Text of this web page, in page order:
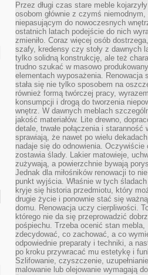
Przez długi czas stare meble
osobom głównie z czymś
niepasującym do nowoczesnych
ostatnich latach podejście do nich
zmieniło. Coraz więcej osób
szafy, kredensy czy stoły z dawnych
tylko solidną konstrukcję, ale też
trudno szukać w masowo
elementach wyposażenia. Renowacja
stała się nie tylko sposobem na
również formą twórczej pracy,
konsumpcji i drogą do tworzenia
wnętrz. W dawnych meblach
jakość materiałów. Lite drewno,
detale, trwałe połączenia i staranność
sprawiają, że nawet po wielu
nadaje się do odnowienia. Oczywiście
zostawia ślady. Lakier matowieje,
zużywają, a powierzchnie bywają
Jednak dla miłośników renowacji to
punkt wyjścia. Właśnie w tych
kryje się historia przedmiotu, który
drugie życie i ponownie stać się
domu. Renowacja uczy cierpliwości.
którego nie da się przeprowadzić
pośpiechu. Trzeba ocenić stan mebla,
zdecydować, co zachować, a co
odpowiednie preparaty i techniki, a
po kroku przywracać mu estetykę i
Szlifowanie, czyszczenie,
malowanie lub olejowanie wymagają